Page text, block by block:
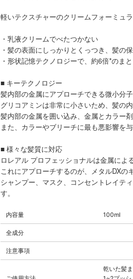
軽いテクスチャーのクリームフォーミュ
・乳液クリームでべたつかない
・髪の表面にしっかりとくっつき、髪の
・形状記憶テクノロジーで、約6倍*のま
■ キーテクノロジー
髪内部の金属にアプローチできる微小分
グリコアミンは非常に小さいため、髪の内
髪内部の金属を囲い込み、金属とカラー
また、カラーやブリーチに最も悪影響を
■ 様々な髪質に対応
ロレアル プロフェッショナルは金属によ
これにアプローチするのが、メタルDXの
シャンプー、マスク、コンセントレイテ
す。
内容量 100ml
全成分
注意事項
乾いた髪